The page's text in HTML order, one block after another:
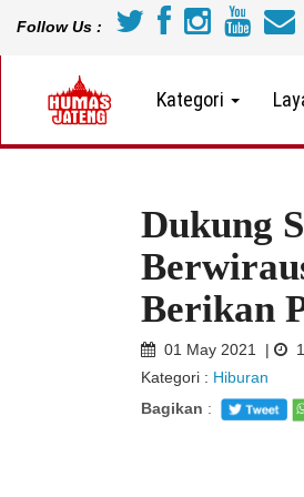
Follow Us :
Kategori
Dukung
Berikan
01 May 2021 |
Kategori : Hiburan
Bagikan :